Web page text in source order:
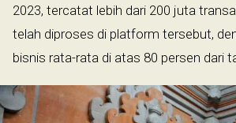
2023, tercatat lebih dari 200 juta
telah diproses di platform tersebut,
bisnis rata-rata di atas 80 persen dari